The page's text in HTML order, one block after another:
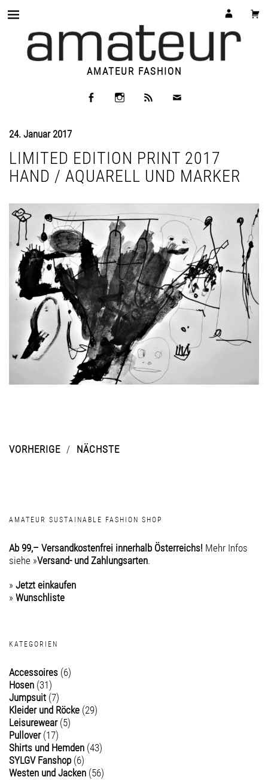
AMATEUR FASHION
24. Januar 2017
LIMITED EDITION PRINT 2017
HAND / AQUARELL UND MARKER
VORHERIGE NÄCHSTE
AMATEUR SUSTAINABLE FASHION SHOP
Ab 99,– Versandkostenfrei innerhalb Österreichs! Mehr Infos
siehe »Versand- und Zahlungsarten.
» Jetzt einkaufen
» Wunschliste
KATEGORIEN
Accessoires (6)
Hosen (31)
Jumpsuit (7)
Kleider und Röcke (29)
Leisurewear (5)
Pullover (17)
Shirts und Hemden (43)
SYLGV Fanshop (6)
Westen und Jacken (56)